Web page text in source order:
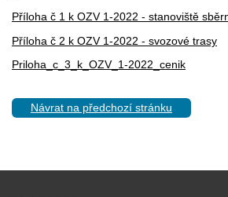
Příloha č 1 k OZV 1-2022 - stanoviště
Příloha č 2 k OZV 1-2022 - svozové trasy
Priloha_c_3_k_OZV_1-2022_cenik
Návrat na předchozí stránku